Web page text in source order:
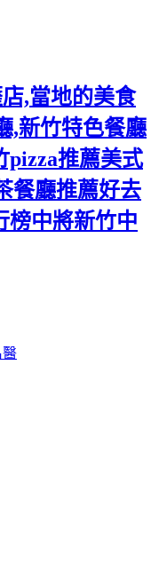
,當地的美食
,新竹特色餐廳
pizza推薦美式
餐廳推薦好去
榜中將新竹中
醫